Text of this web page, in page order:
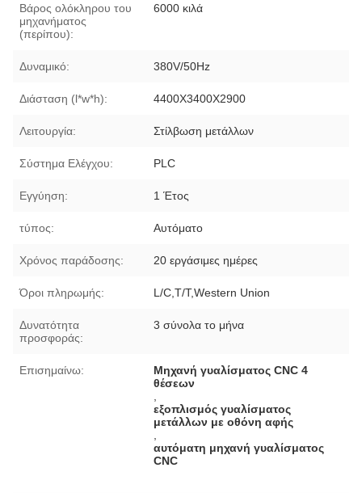
Βάρος ολόκληρου του
μηχανήματος
(περίπου):
6000 κιλά
Δυναμικό: 380V/50Hz
Διάσταση (l*w*h): 4400X3400X2900
Λειτουργία: Στίλβωση μετάλλων
Σύστημα Ελέγχου: PLC
Εγγύηση: 1 Έτος
τύπος: Αυτόματο
Χρόνος παράδοσης: 20 εργάσιμες ημέρες
Όροι πληρωμής: L/C,T/T,Western Union
Δυνατότητα
προσφοράς:
3 σύνολα το μήνα
Επισημαίνω:
Μηχανή γυαλίσματος CNC 4
θέσεων
εξοπλισμός γυαλίσματος
μετάλλων με οθόνη αφής
αυτόματη μηχανή γυαλίσματος
CNC